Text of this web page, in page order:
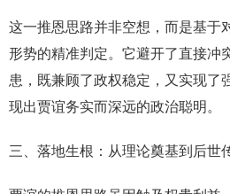
这一推恩思路并非空想，而是基于
形势的精准判定。它避开了直接冲
患，既兼顾了政权稳定，又实现了
现出贾谊务实而深远的政治聪明。
三、落地生根：从理论奠基到后世